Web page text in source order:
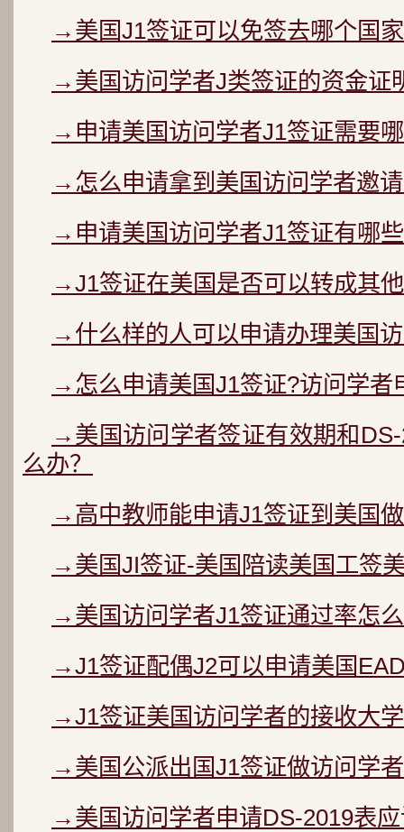
→美国J1签证可以免签去哪个国
→美国访问学者J类签证的资金证
→申请美国访问学者J1签证需要
→怎么申请拿到美国访问学者邀
→申请美国访问学者J1签证有哪
→J1签证在美国是否可以转成其
→什么样的人可以申请办理美国
→怎么申请美国J1签证?访问学者
→美国访问学者签证有效期和
么办？
→高中教师能申请J1签证到美国
→美国JI签证-美国陪读美国工签
→美国访问学者J1签证通过率怎
→J1签证配偶J2可以申请美国
→J1签证美国访问学者的接收大
→美国公派出国J1签证做访问学
→美国访问学者申请DS-2019表